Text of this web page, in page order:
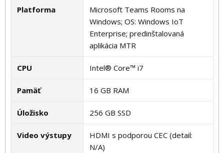
Platforma
Microsoft Teams Rooms na
Windows; OS: Windows IoT
Enterprise; predinštalovaná
aplikácia MTR
CPU Intel® Core™ i7
Pamäť 16 GB RAM
Úložisko 256 GB SSD
Video výstupy
HDMI s podporou CEC (detail:
N/A)